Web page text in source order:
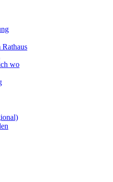
wo